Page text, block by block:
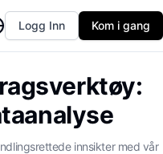
Logg Inn Kom i gang
innsikter med vår